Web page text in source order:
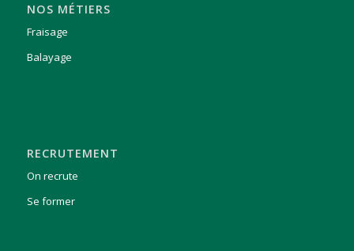
NOS MÉTIERS
Fraisage
Balayage
RECRUTEMENT
On recrute
Se former